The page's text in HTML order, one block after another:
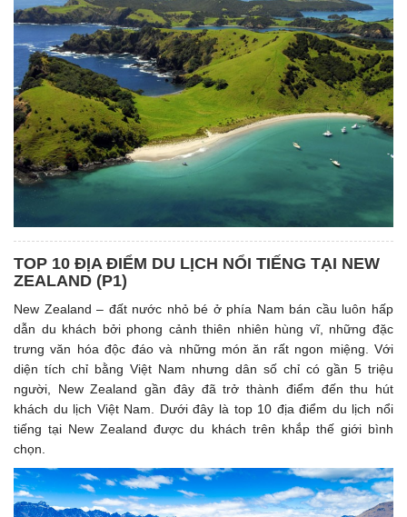
TOP 10 ĐỊA ĐIỂM DU LỊCH NỔI TIẾNG TẠI NEW
ZEALAND (P1)
New Zealand – đất nước nhỏ bé ở phía Nam bán cầu luôn hấp
dẫn du khách bởi phong cảnh thiên nhiên hùng vĩ, những đặc
trưng văn hóa độc đáo và những món ăn rất ngon miệng. Với
diện tích chỉ bằng Việt Nam nhưng dân số chỉ có gần 5 triệu
người, New Zealand gần đây đã trở thành điểm đến thu hút
khách du lịch Việt Nam. Dưới đây là top 10 địa điểm du lịch nổi
tiếng tại New Zealand được du khách trên khắp thế giới bình
chọn.